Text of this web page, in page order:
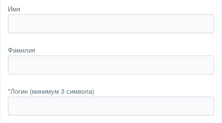
Имя
Фамилия
*Логин (минимум 3 символа)